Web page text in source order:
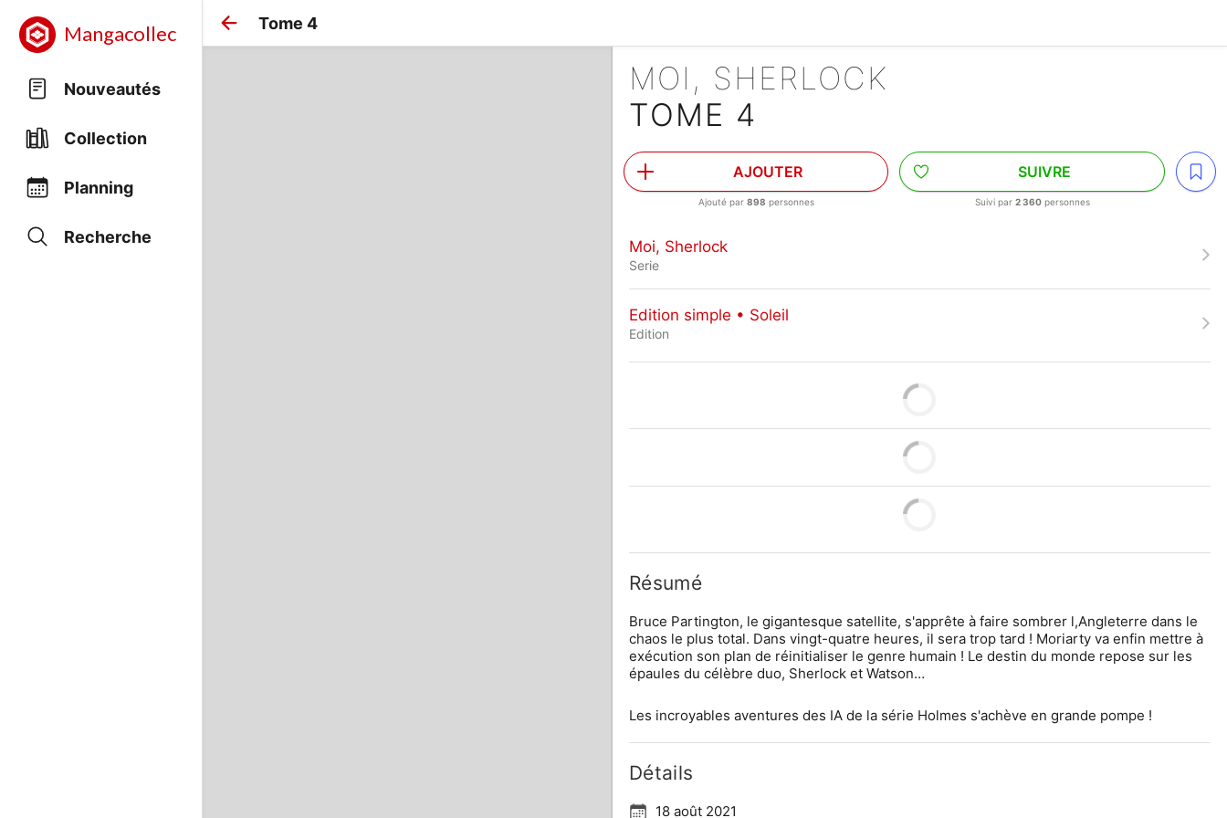
Mangacollec
Nouveautés
Collection
Planning
Recherche
Tome 4
MOI, SHERLOCK
TOME 4
AJOUTER
Ajouté par 898 personnes
SUIVRE
Suivi par 2 360personnes
Moi, Sherlock
Serie
Edition simple • Soleil
Edition
Résumé
Bruce Partington, le gigantesque satellite, s'apprête à faire sombrer l,Angleterre dans le
chaos le plus total. Dans vingt-quatre heures, il sera trop tard ! Moriarty va enfin mettre à
exécution son plan de réinitialiser le genre humain ! Le destin du monde repose sur les
épaules du célèbre duo, Sherlock et Watson…
Les incroyables aventures des IA de la série Holmes s'achève en grande pompe !
Détails
18 août 2021